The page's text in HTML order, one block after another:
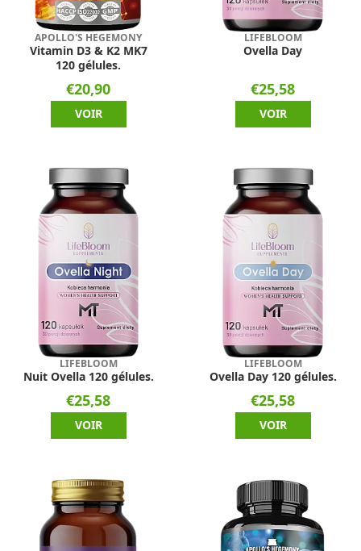
APOLLO'S HEGEMONY
Vitamin D3 & K2 MK7
120 gélules.
€20,90
VOIR
LIFEBLOOM
Ovella Day
€25,58
VOIR
LIFEBLOOM
Nuit Ovella 120 gélules.
€25,58
VOIR
LIFEBLOOM
Ovella Day 120 gélules.
€25,58
VOIR